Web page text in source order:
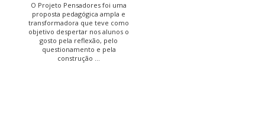
O Projeto Pensadores foi uma
proposta pedagógica ampla e
transformadora que teve como
objetivo despertar nos alunos o
gosto pela reflexão, pelo
questionamento e pela
construção ...